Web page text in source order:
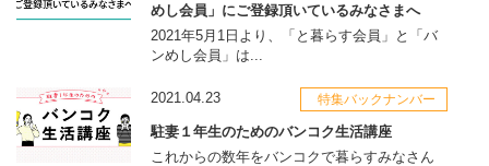
めし会員」にご登録頂いているみなさまへ
2021年5月1日より、「と暮らす会員」と「バ
ンめし会員」は...
2021.04.23 特集バックナンバー
駐妻１年生のためのバンコク生活講座
これからの数年をバンコクで暮らすみなさん